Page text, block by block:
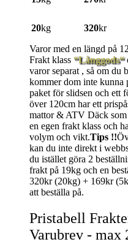
20kg 320kr
Varor med en längd på
Frakt klass “Långgods“
varor separat , så om du
kommer dom inte kunna
paket för slidsen och ett
över 120cm har ett
mattor & ATV Däck som
en egen frakt klass och
volym och vikt.Tips !!
kan du inte direkt i
du istället göra 2
frakt på 19kg och en
320kr (20kg) + 169kr
att beställa på.
Pristabell
Varubrev - max